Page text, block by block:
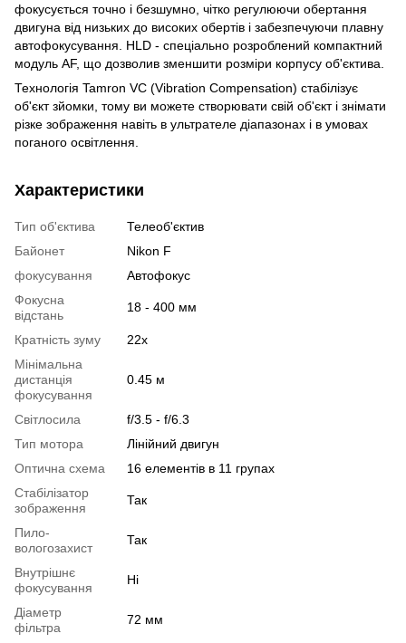
фокусується точно і безшумно, чітко регулюючи обертання
двигуна від низьких до високих обертів і забезпечуючи плавну
автофокусування. HLD - спеціально розроблений компактний
модуль AF, що дозволив зменшити розміри корпусу об'єктива.
Технологія Tamron VC (Vibration Compensation) стабілізує
об'єкт зйомки, тому ви можете створювати свій об'єкт і знімати
різке зображення навіть в ультрателе діапазонах і в умовах
поганого освітлення.
Характеристики
Тип об'єктива
Телеоб'єктив
Байонет
Nikon F
фокусування
Автофокус
Фокусна
відстань
18 - 400 мм
Кратність зуму
22x
Мінімальна
дистанція
фокусування
0.45 м
Світлосила
f/3.5 - f/6.3
Тип мотора
Лінійний двигун
Оптична схема
16 елементів в 11 групах
Стабілізатор
зображення
Так
Пило-
вологозахист
Так
Внутрішнє
фокусування
Ні
Діаметр
фільтра
72 мм